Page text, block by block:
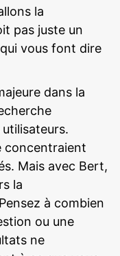
la
pas juste un
vous font dire
dans la
concentraient
Mais avec Bert,
la
à combien
ou une
ne